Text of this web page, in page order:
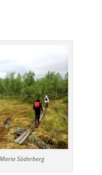
Söderberg